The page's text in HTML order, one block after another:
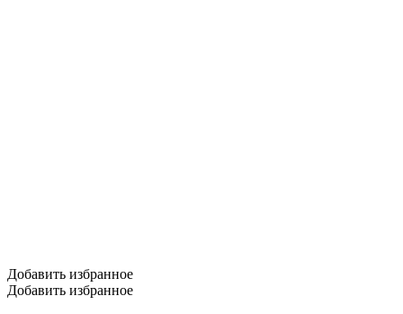
Добавить избранное
Добавить избранное